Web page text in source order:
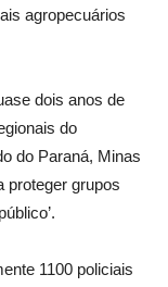
agropecuários
dois anos de
do
do Paraná, Minas
proteger grupos
1100 policiais